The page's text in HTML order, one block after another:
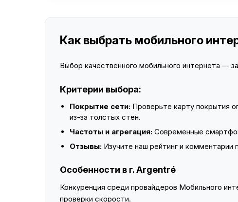
Как выбрать мобильного
Выбор качественного мобильного интернета —
Критерии выбора:
Покрытие сети: Проверьте карту покрытия
из-за толстых стен.
Частоты и агрегация: Современные
Отзывы: Изучите наш рейтинг и комментарии
Особенности в г. Argentré
Конкуренция среди провайдеров Мобильного
проверки скорости.